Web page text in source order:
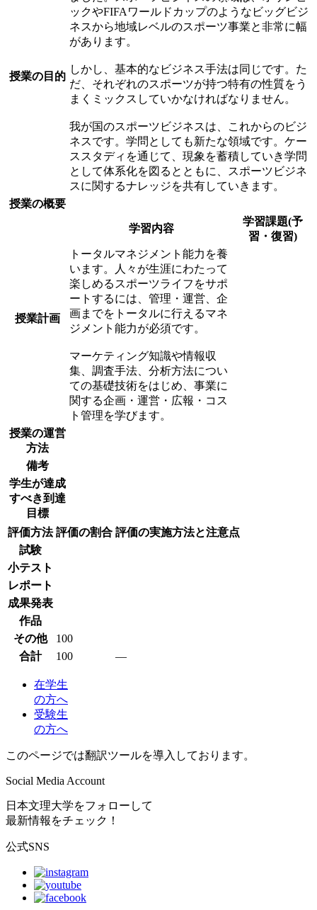
授業の目的
ックやFIFAワールドカップのようなビッグビジ
ネスから地域レベルのスポーツ事業と非常に幅
があります。
しかし、基本的なビジネス手法は同じです。た
だ、それぞれのスポーツが持つ特有の性質をう
まくミックスしていかなければなりません。
我が国のスポーツビジネスは、これからのビジ
ネスです。学問としても新たな領域です。ケー
ススタディを通じて、現象を蓄積していき学問
として体系化を図るとともに、スポーツビジネ
スに関するナレッジを共有していきます。
授業の概要
授業計画
学習内容
学習課題(予
習・復習)
トータルマネジメント能力を養
います。人々が生涯にわたって
楽しめるスポーツライフをサポ
ートするには、管理・運営、企
画までをトータルに行えるマネ
ジメント能力が必須です。
マーケティング知識や情報収
集、調査手法、分析方法につい
ての基礎技術をはじめ、事業に
関する企画・運営・広報・コス
ト管理を学びます。
授業の運営
方法
備考
学生が達成
すべき到達
目標
評価方法 評価の割合 評価の実施方法と注意点
試験
小テスト
レポート
成果発表
作品
その他
100
合計
100 ―
在学生
の方へ
受験生
の方へ
このページでは翻訳ツールを導入しております。
Social Media Account
日本文理大学をフォローして
最新情報をチェック！
公式SNS